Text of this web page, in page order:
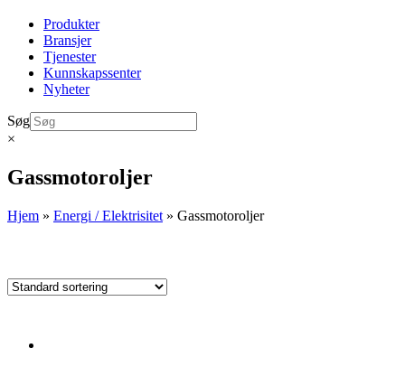
Produkter
Bransjer
Tjenester
Kunnskapssenter
Nyheter
Søg
×
Gassmotoroljer
Hjem » Energi / Elektrisitet » Gassmotoroljer